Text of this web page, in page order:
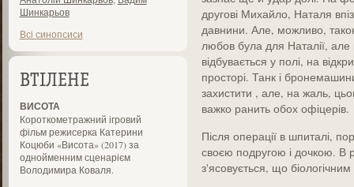
Шинкарьов
Всі синопсиси
ВТІЛЕНЕ
ВИСОТА
Короткометражний ігровий
фільм режисерка Катерини
Коцюби «Висота» (2017) за
однойменним сценарієм
Володимира Коваля.
другові Михайло, Наталя
давнини. Але, можливо,
любов була для Наталії,
відбувається у полі, на
просторі. Танк і
захистити , але, на жаль,
важко ранить обох офіцерів.
Після операції в шпиталі,
своєю подругою і дочкою. В
з'ясовується, що